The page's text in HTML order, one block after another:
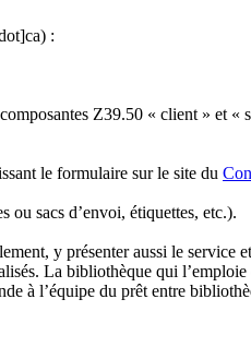
:
Z39.50 « client » et
le formulaire sur le site du
ou sacs d’envoi, étiquettes, etc.).
y présenter aussi le
La bibliothèque qui l’emploie
à l’équipe du prêt entre